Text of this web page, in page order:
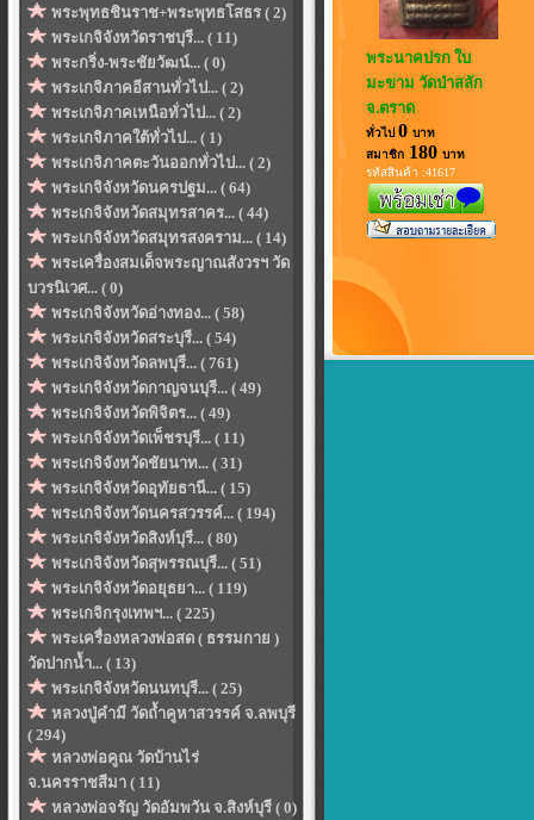
พระพุทธชินราช+พระพุทธโสธร ( 2)
พระเกจิจังหวัดราชบุรี... ( 11)
พระกริ่ง-พระชัยวัฒน์... ( 0)
พระเกจิภาคอีสานทั่วไป... ( 2)
พระเกจิภาคเหนือทั่วไป... ( 2)
พระเกจิภาคใต้ทั่วไป... ( 1)
พระเกจิภาคตะวันออกทั่วไป... ( 2)
พระเกจิจังหวัดนครปฐม... ( 64)
พระเกจิจังหวัดสมุทรสาคร... ( 44)
พระเกจิจังหวัดสมุทรสงคราม... ( 14)
พระเครื่องสมเด็จพระญาณสังวรฯ วัด
บวรนิเวศ... ( 0)
พระเกจิจังหวัดอ่างทอง... ( 58)
พระเกจิจังหวัดสระบุรี... ( 54)
พระเกจิจังหวัดลพบุรี... ( 761)
พระเกจิจังหวัดกาญจนบุรี... ( 49)
พระเกจิจังหวัดพิจิตร... ( 49)
พระเกจิจังหวัดเพ็ชรบุรี... ( 11)
พระเกจิจังหวัดชัยนาท... ( 31)
พระเกจิจังหวัดอุทัยธานี... ( 15)
พระเกจิจังหวัดนครสวรรค์... ( 194)
พระเกจิจังหวัดสิงห์บุรี... ( 80)
พระเกจิจังหวัดสุพรรณบุรี... ( 51)
พระเกจิจังหวัดอยุธยา... ( 119)
พระเกจิกรุงเทพฯ... ( 225)
พระเครื่องหลวงพ่อสด ( ธรรมกาย )
วัดปากน้ำ... ( 13)
พระเกจิจังหวัดนนทบุรี... ( 25)
หลวงปู่คำมี วัดถ้ำคูหาสวรรค์ จ.ลพบุรี
( 294)
หลวงพ่อคูณ วัดบ้านไร่
จ.นครราชสีมา ( 11)
หลวงพ่อจรัญ วัดอัมพวัน จ.สิงห์บุรี ( 0)
พระนาคปรก ใบ
มะขาม วัดป่าสลัก
จ.ตราด
ทั่วไป 0 บาท
สมาชิก 180 บาท
รหัสสินค้า :41617